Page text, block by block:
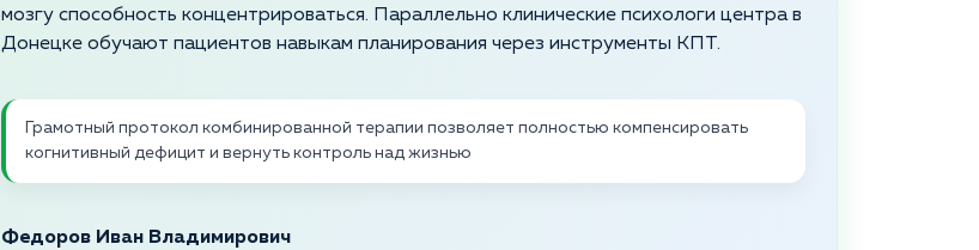
мозгу способность концентрироваться. Параллельно клинические психологи центра в
Донецке обучают пациентов навыкам планирования через инструменты КПТ.
Грамотный протокол комбинированной терапии позволяет полностью компенсировать
когнитивный дефицит и вернуть контроль над жизнью
Федоров Иван Владимирович